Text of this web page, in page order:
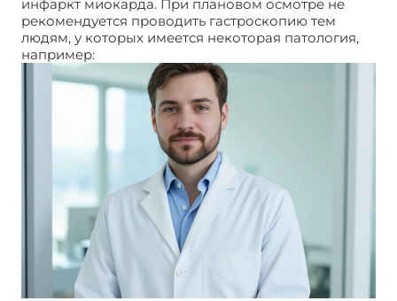
инфаркт миокарда. При плановом осмотре не
рекомендуется проводить гастроскопию тем
людям, у которых имеется некоторая патология,
например: